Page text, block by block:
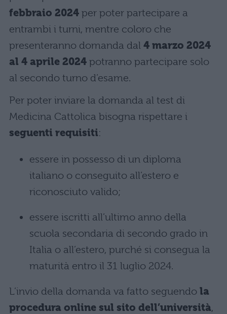
febbraio 2024 per poter partecipare a
entrambi i turni, mentre coloro che
presenteranno domanda dal 4 marzo 2024
al 4 aprile 2024 potranno partecipare solo
al secondo turno d’esame.
Per poter inviare la domanda al test di
Medicina Cattolica bisogna rispettare i
seguenti requisiti:
essere in possesso di un diploma
italiano o conseguito all’estero e
riconosciuto valido;
essere iscritti all’ultimo anno della
scuola secondaria di secondo grado in
Italia o all’estero, purché si consegua la
maturità entro il 31 luglio 2024.
L’invio della domanda va fatto seguendo la
procedura online sul sito dell’università,